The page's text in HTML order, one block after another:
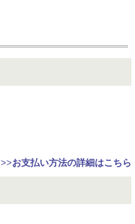
>>お支払い方法の詳細はこちら